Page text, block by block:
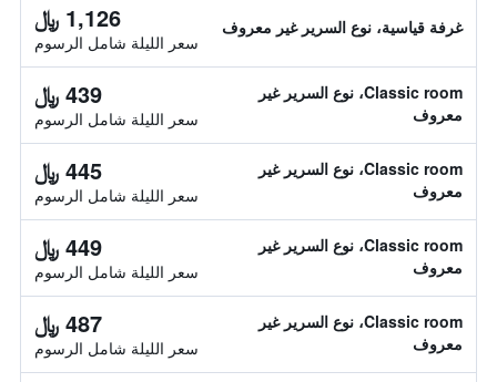
غرفة قياسية، نوع السرير غير معروف 1,126 ﷼
سعر الليلة شامل الرسوم
Classic room، نوع السرير غير
معروف
439 ﷼
سعر الليلة شامل الرسوم
Classic room، نوع السرير غير
معروف
445 ﷼
سعر الليلة شامل الرسوم
Classic room، نوع السرير غير
معروف
449 ﷼
سعر الليلة شامل الرسوم
Classic room، نوع السرير غير
معروف
487 ﷼
سعر الليلة شامل الرسوم